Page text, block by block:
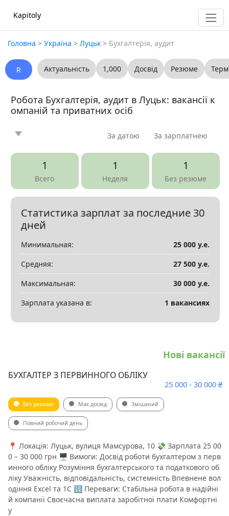
Kapitoly
Головна > Україна > Луцьк > Бухгалтерія, аудит
R Актуальність 1,000 Досвід Резюме
Робота Бухгалтерія, аудит в Луцьк: вакансії к
омпаній та приватних осіб
Новина 0 Стаття 0 Пропоную 0 Шукаю 0
Запитання 5
Показать все разделы▼
За датою За зарплатнею
1
Всего
1
Неделя
1
Без резюме
Статистика зарплат за последние 30
дней
Минимальная:
25 000 у.е.
Средняя:
27 500 у.е.
Максимальная:
30 000 у.е.
Зарплата указана в:
1 вакансиях
Нові вакансії
БУХГАЛТЕР З ПЕРВИННОГО ОБЛІКУ
25 000 - 30 000 ₴
Без резюме Має досвід Змішаний
Повний робочий день
📍 Локація: Луцьк, вулиця Мамсурова, 10 💸 Зарплата 25 00
0 – 30 000 грн 🖥 Вимоги: Досвід роботи бухгалтером з перв
инного обліку Розуміння бухгалтерського та податкового об
ліку Уважність, відповідальність, системність Впевнене вол
одіння Excel та 1С 🔢 Переваги: Стабільна робота в надійні
й компанії Своєчасна виплата заробітної плати Комфортні
у